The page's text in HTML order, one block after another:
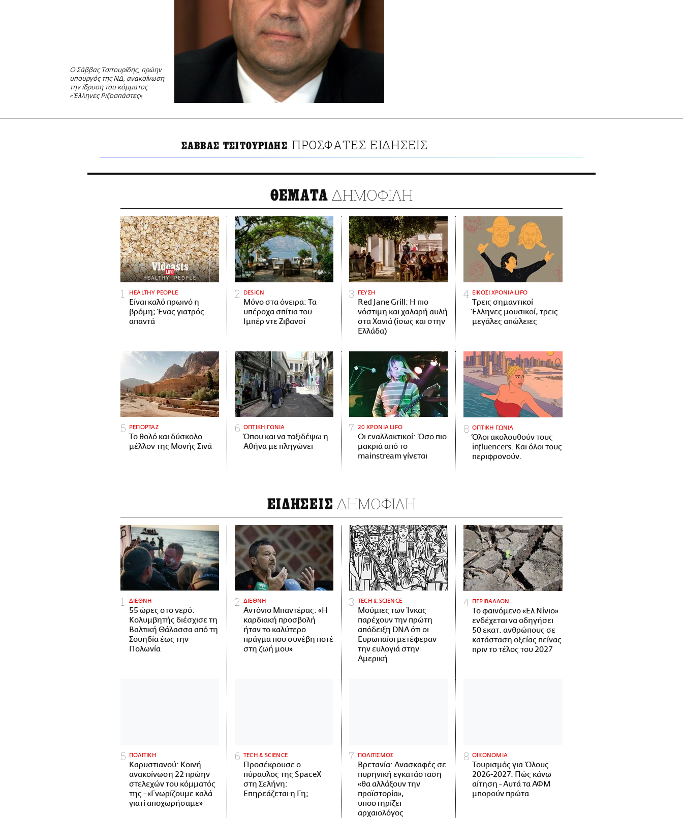
Ο Σάββας Τσιτουρίδης, πρώην
υπουργός της ΝΔ, ανακοίνωση
την ίδρυση του κόμματος
«Έλληνες Ριζοσπάστες»
ΣΑΒΒΑΣ ΤΣΙΤΟΥΡΙΔΗΣ ΠΡΟΣΦΑΤΕΣ ΕΙΔΗΣΕΙΣ
ΘΕΜΑΤΑ ΔΗΜΟΦΙΛΗ
HEALTHY PEOPLE
Είναι καλό πρωινό η
βρόμη; Ένας γιατρός
απαντά
DESIGN
Μόνο στα όνειρα: Τα
υπέροχα σπίτια του
Ιμπέρ ντε Ζιβανσί
ΓΕΥΣΗ
Red Jane Grill: Η πιο
νόστιμη και χαλαρή αυλή
στα Χανιά (ίσως και στην
Ελλάδα)
ΕΙΚΟΣΙ ΧΡΟΝΙΑ LIFO
Tρεις σημαντικοί
Έλληνες μουσικοί, τρεις
μεγάλες απώλειες
ΡΕΠΟΡΤΑΖ
Το θολό και δύσκολο
μέλλον της Μονής Σινά
ΟΠΤΙΚΗ ΓΩΝΙΑ
Όπου και να ταξιδέψω η
Αθήνα με πληγώνει
20 ΧΡΟΝΙΑ LIFO
Οι εναλλακτικοί: Όσο πιο
μακριά από το
mainstream γίνεται
ΟΠΤΙΚΗ ΓΩΝΙΑ
Όλοι ακολουθούν τους
influencers. Και όλοι τους
περιφρονούν.
ΕΙΔΗΣΕΙΣ ΔΗΜΟΦΙΛΗ
ΔΙΕΘΝΗ
55 ώρες στο νερό:
Κολυμβητής διέσχισε τη
Βαλτική Θάλασσα από τη
Σουηδία έως την
Πολωνία
ΔΙΕΘΝΗ
Αντόνιο Μπαντέρας: «Η
καρδιακή προσβολή
ήταν το καλύτερο
πράγμα που συνέβη ποτέ
στη ζωή μου»
ΤECH & SCIENCE
Μούμιες των Ίνκας
παρέχουν την πρώτη
απόδειξη DNA ότι οι
Ευρωπαίοι μετέφεραν
την ευλογιά στην
Αμερική
ΠΕΡΙΒΑΛΛΟΝ
Το φαινόμενο «Ελ Νίνιο»
ενδέχεται να οδηγήσει
50 εκατ. ανθρώπους σε
κατάσταση οξείας πείνας
πριν το τέλος του 2027
ΠΟΛΙΤΙΚΗ
Καρυστιανού: Κοινή
ανακοίνωση 22 πρώην
στελεχών του κόμματός
της - «Γνωρίζουμε καλά
γιατί αποχωρήσαμε»
ΤECH & SCIENCE
Προσέκρουσε ο
πύραυλος της SpaceX
στη Σελήνη:
Επηρεάζεται η Γη;
ΠΟΛΙΤΙΣΜΟΣ
Βρετανία: Ανασκαφές σε
πυρηνική εγκατάσταση
«θα αλλάξουν την
προϊστορία»,
υποστηρίζει
αρχαιολόγος
ΟΙΚΟΝΟΜΙΑ
Τουρισμός για Όλους
2026-2027: Πώς κάνω
αίτηση - Αυτά τα ΑΦΜ
μπορούν πρώτα